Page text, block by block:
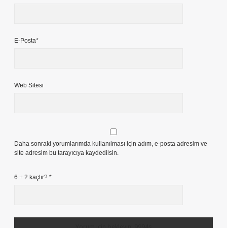
E-Posta*
Web Sitesi
Daha sonraki yorumlarımda kullanılması için adım, e-posta adresim ve
site adresim bu tarayıcıya kaydedilsin.
6 + 2 kaçtır? *